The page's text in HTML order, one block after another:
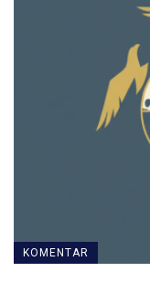
KOMENTAR